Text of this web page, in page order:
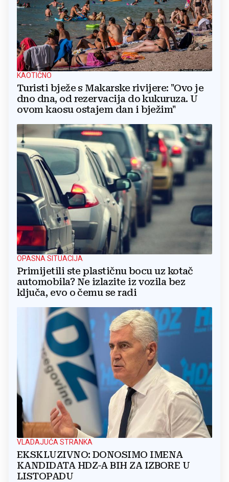
KAOTIČNO
Turisti bježe s Makarske rivijere: "Ovo je
dno dna, od rezervacija do kukuruza. U
ovom kaosu ostajem dan i bježim"
OPASNA SITUACIJA
Primijetili ste plastičnu bocu uz kotač
automobila? Ne izlazite iz vozila bez
ključa, evo o čemu se radi
VLADAJUĆA STRANKA
EKSKLUZIVNO: DONOSIMO IMENA
KANDIDATA HDZ-A BIH ZA IZBORE U
LISTOPADU